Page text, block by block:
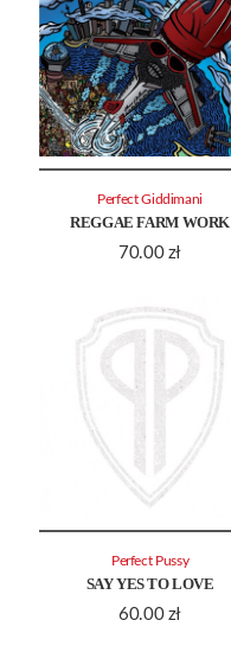
REGGAE FARM WORK
70.00 zł
Perfect Giddimani
SAY YES TO LOVE
60.00 zł
Perfect Pussy